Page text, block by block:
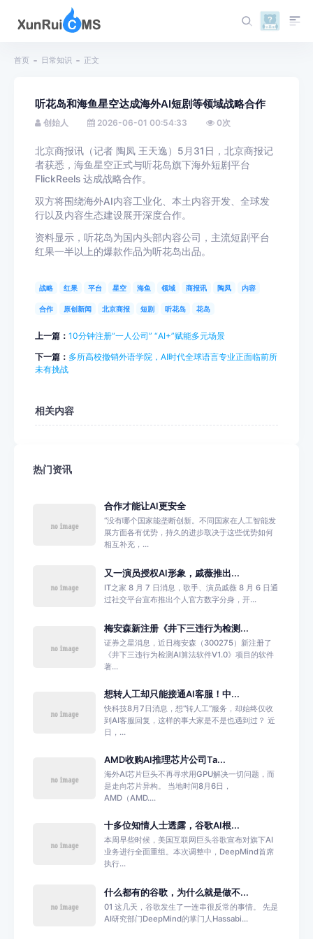
首页 日常知识 正文
听花岛和海鱼星空达成海外AI短剧等领域战略合作
创始人 2026-06-01 00:54:33 0次
北京商报讯（记者 陶凤 王天逸）5月31日，北京商报记
者获悉，海鱼星空正式与听花岛旗下海外短剧平台
FlickReels 达成战略合作。
双方将围绕海外AI内容工业化、本土内容开发、全球发
行以及内容生态建设展开深度合作。
资料显示，听花岛为国内头部内容公司，主流短剧平台
红果一半以上的爆款作品为听花岛出品。
战略 红果 平台 星空 海鱼 领域 商报讯 陶凤 内容
合作 原创新闻 北京商报 短剧 听花岛 花岛
上一篇： 10分钟注册“一人公司” “AI+”赋能多元场景
下一篇： 多所高校撤销外语学院，AI时代全球语言专业正面临前所
未有挑战
相关内容
热门资讯
合作才能让AI更安全
“没有哪个国家能垄断创新。不同国家在人工智能发
展方面各有优势，持久的进步取决于这些优势如何
相互补充，...
又一演员授权AI形象，戚薇推出...
IT之家 8 月 7 日消息，歌手、演员戚薇 8 月 6 日通
过社交平台宣布推出个人官方数字分身，开...
梅安森新注册《井下三违行为检测...
证券之星消息，近日梅安森（300275）新注册了
《井下三违行为检测AI算法软件V1.0》项目的软件
著...
想转人工却只能接通AI客服！中...
快科技8月7日消息，想“转人工”服务，却始终仅收
到AI客服回复，这样的事大家是不是也遇到过？ 近
日，...
AMD收购AI推理芯片公司Ta...
海外AI芯片巨头不再寻求用GPU解决一切问题，而
是走向芯片异构。 当地时间8月6日，
AMD（AMD....
十多位知情人士透露，谷歌AI根...
本周早些时候，美国互联网巨头谷歌宣布对旗下AI
业务进行全面重组。本次调整中，DeepMind首席
执行...
什么都有的谷歌，为什么就是做不...
01 这几天，谷歌发生了一连串很反常的事情。 先是
AI研究部门DeepMind的掌门人Hassabi...